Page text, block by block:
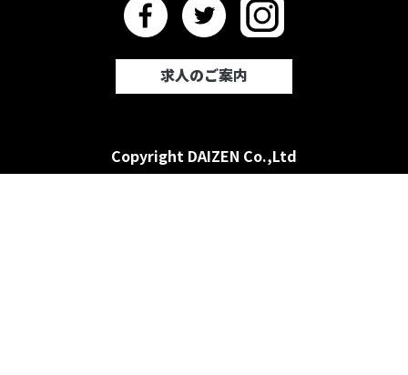
求人のご案内
Copyright DAIZEN Co.,Ltd